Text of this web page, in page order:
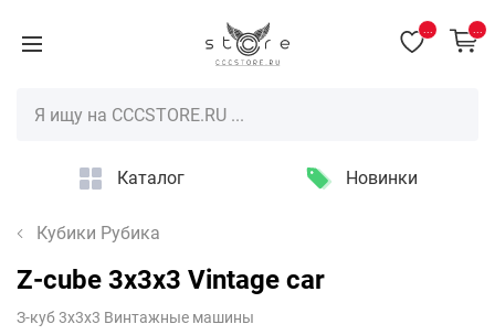
Каталог Новинки
Кубики Рубика
Z-cube 3x3x3 Vintage car
З-куб 3х3х3 Винтажные машины